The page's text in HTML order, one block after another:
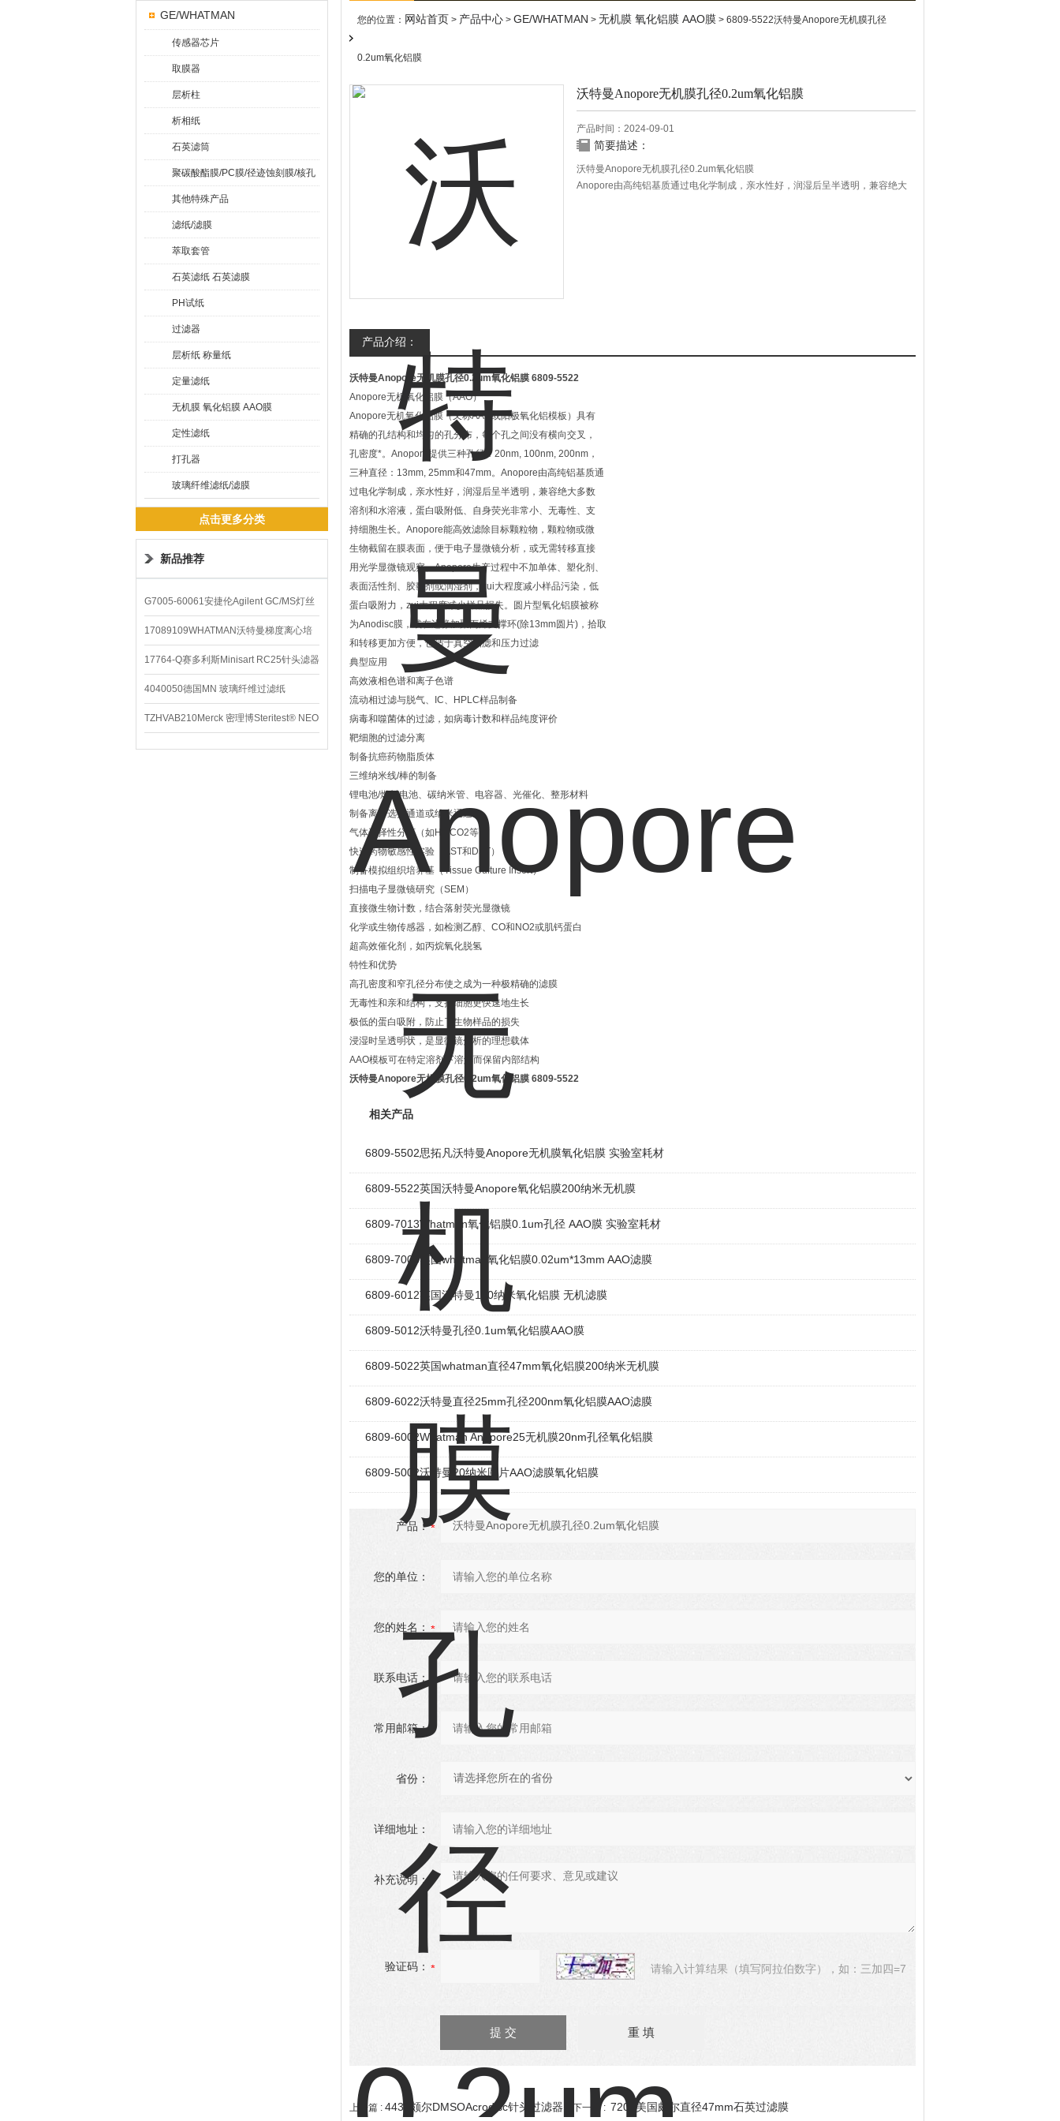
GE/WHATMAN
传感器芯片
取膜器
层析柱
析相纸
石英滤筒
聚碳酸酯膜/PC膜/径迹蚀刻膜/核孔
膜
其他特殊产品
滤纸/滤膜
萃取套管
石英滤纸 石英滤膜
PH试纸
过滤器
层析纸 称量纸
定量滤纸
无机膜 氧化铝膜 AAO膜
定性滤纸
打孔器
玻璃纤维滤纸/滤膜
点击更多分类
新品推荐
G7005-60061安捷伦Agilent GC/MS灯丝
配件
17089109WHATMAN沃特曼梯度离心培
养基
17764-Q赛多利斯Minisart RC25针头滤器
4040050德国MN 玻璃纤维过滤纸
TZHVAB210Merck 密理博Steritest® NEO
设备
您的位置： 网站首页 > 产品中心 > GE/WHATMAN > 无机膜 氧化铝膜 AAO膜 > 6809-5522沃特曼Anopore无机膜孔径
0.2um氧化铝膜
沃特曼Anopore无机膜孔径0.2um氧化铝膜
产品时间：2024-09-01
简要描述：
沃特曼Anopore无机膜孔径0.2um氧化铝膜
Anopore由高纯铝基质通过电化学制成，亲水性好，润湿后呈半透明，兼容绝大
产品介绍：
沃特曼Anopore无机膜孔径0.2um氧化铝膜 6809-5522
Anopore无机氧化铝膜（AAO）
Anopore无机氧化铝膜（又称AAO或阳极氧化铝模板）具有
精确的孔结构和均匀的孔分布，每个孔之间没有横向交叉，
孔密度*。Anopore提供三种孔径：20nm, 100nm, 200nm，
三种直径：13mm, 25mm和47mm。Anopore由高纯铝基质通
过电化学制成，亲水性好，润湿后呈半透明，兼容绝大多数
溶剂和水溶液，蛋白吸附低、自身荧光非常小、无毒性、支
持细胞生长。Anopore能高效滤除目标颗粒物，颗粒物或微
生物截留在膜表面，便于电子显微镜分析，或无需转移直接
用光学显微镜观察。Anopore生产过程中不加单体、塑化剂、
表面活性剂、胶黏剂或润湿剂，zui大程度减小样品污染，低
蛋白吸附力，zui大程度减少样品损失。圆片型氧化铝膜被称
为Anodisc膜，或在边缘加聚丙烯支撑环(除13mm圆片)，拾取
和转移更加方便，也适于真空抽滤和压力过滤
典型应用
高效液相色谱和离子色谱
流动相过滤与脱气、IC、HPLC样品制备
病毒和噬菌体的过滤，如病毒计数和样品纯度评价
靶细胞的过滤分离
制备抗癌药物脂质体
三维纳米线/棒的制备
锂电池/燃料电池、碳纳米管、电容器、光催化、整形材料
制备离子选择通道或纳米通道
气体选择性分离（如H2,CO2等）
快速药物敏感性实验（AST和DST）
制备模拟组织培养基（Tissue Culture Insert）
扫描电子显微镜研究（SEM）
直接微生物计数，结合落射荧光显微镜
化学或生物传感器，如检测乙醇、CO和NO2或肌钙蛋白
超高效催化剂，如丙烷氧化脱氢
特性和优势
高孔密度和窄孔径分布使之成为一种极精确的滤膜
无毒性和亲和结构，支持细胞更快速地生长
极低的蛋白吸附，防止了生物样品的损失
浸湿时呈透明状，是显微镜分析的理想载体
AAO模板可在特定溶剂下溶解而保留内部结构
沃特曼Anopore无机膜孔径0.2um氧化铝膜 6809-5522
相关产品
6809-5502思拓凡沃特曼Anopore无机膜氧化铝膜 实验室耗材
6809-5522英国沃特曼Anopore氧化铝膜200纳米无机膜
6809-7013Whatman氧化铝膜0.1um孔径 AAO膜 实验室耗材
6809-7003英国whatman氧化铝膜0.02um*13mm AAO滤膜
6809-6012英国沃特曼100纳米氧化铝膜 无机滤膜
6809-5012沃特曼孔径0.1um氧化铝膜AAO膜
6809-5022英国whatman直径47mm氧化铝膜200纳米无机膜
6809-6022沃特曼直径25mm孔径200nm氧化铝膜AAO滤膜
6809-6002Whatman Anopore25无机膜20nm孔径氧化铝膜
6809-5002沃特曼20纳米圆片AAO滤膜氧化铝膜
产品：
您的单位：
您的姓名：
联系电话：
常用邮箱：
省份：
详细地址：
补充说明：
验证码： 请输入计算结果（填写阿拉伯数字），如：三加四=7
上一篇 : 4433颇尔DMSOAcrodisc针头过滤器 下一篇 : 7202美国颇尔直径47mm石英过滤膜